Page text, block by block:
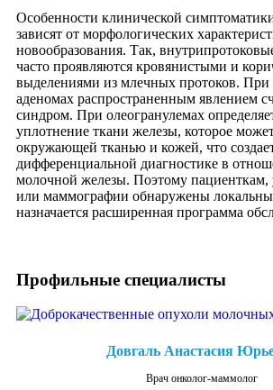
Особенности клинической
зависят от морфологических
новообразования. Так,
часто проявляются кровянистыми и
выделениями из млечных протоков. При
аденомах распространенным явлением
синдром. При олеогранулемах
уплотнение ткани железы, которое
окружающей тканью и кожей, что
дифференциальной диагностике в
молочной железы. Поэтому
или маммографии обнаружены
назначается расширенная программа
Профильные специалисты
Довгаль Анастасия
Врач онколог-маммолог